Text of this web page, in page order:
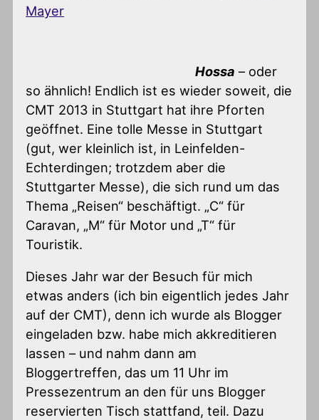
Mayer
Hossa – oder
so ähnlich! Endlich ist es wieder soweit, die
CMT 2013 in Stuttgart hat ihre Pforten
geöffnet. Eine tolle Messe in Stuttgart
(gut, wer kleinlich ist, in Leinfelden-
Echterdingen; trotzdem aber die
Stuttgarter Messe), die sich rund um das
Thema „Reisen“ beschäftigt. „C“ für
Caravan, „M“ für Motor und „T“ für
Touristik.
Dieses Jahr war der Besuch für mich
etwas anders (ich bin eigentlich jedes Jahr
auf der CMT), denn ich wurde als Blogger
eingeladen bzw. habe mich akkreditieren
lassen – und nahm dann am
Bloggertreffen, das um 11 Uhr im
Pressezentrum an den für uns Blogger
reservierten Tisch stattfand, teil. Dazu